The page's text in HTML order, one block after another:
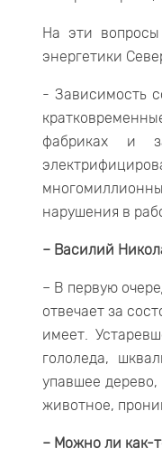
На эти вопросы
энергетики
- Зависимость
фабриках и
нарушения в
– Василий
– В первую
отвечает за
имеет.
гололеда,
упавшее
животное,
– Можно ли как-